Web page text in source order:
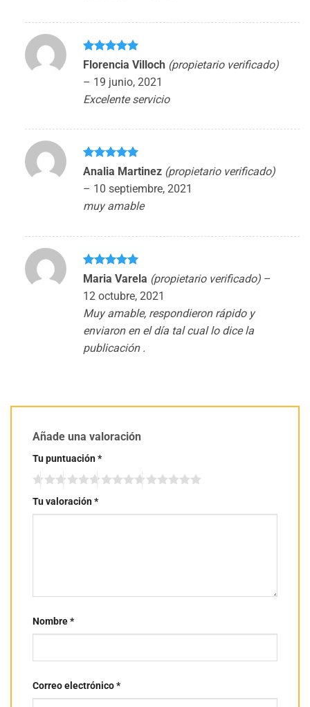
Valorado
Florencia Villoch (propietario verificado)
– 19 junio, 2021
Excelente servicio
Valorado
Analia Martinez (propietario verificado)
– 10 septiembre, 2021
muy amable
Valorado
Maria Varela (propietario verificado) –
12 octubre, 2021
Muy amable, respondieron rápido y
enviaron en el día tal cual lo dice la
publicación .
Añade una valoración
Tu puntuación*
Tu valoración*
Nombre*
Correo electrónico*